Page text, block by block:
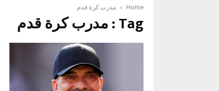
Home مدرب كرة قدم
Tag : مدرب كرة قدم